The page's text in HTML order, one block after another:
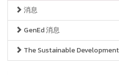
消息
GenEd 消息
The Sustainable